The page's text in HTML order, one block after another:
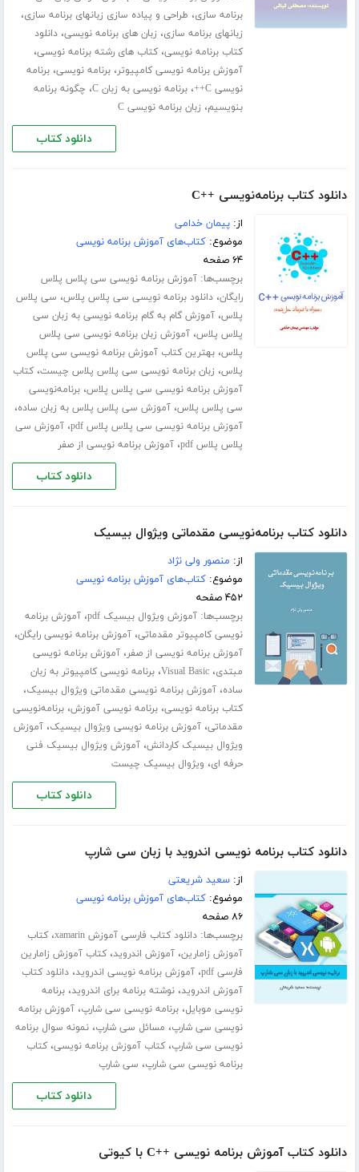
برنامه سازی، طراحی و پیاده سازی زبانهای برنامه سازی،
زبانهای برنامه سازی، زبان های برنامه نویسی،دانلود
کتاب برنامه نویسی،کتاب های رشته برنامه نویسی،
آموزش برنامه نویسی کامپیوتر،برنامه نویسی،برنامه
نویسی C++
،برنامه نویسی به زبان C ، چگونه برنامه
بنویسیم، زبان برنامه نویسی C
دانلود کتاب
دانلود کتاب برنامه‌نویسی ++C
از:پیمان خدامی
موضوع:کتاب‌های آموزش برنامه نویسی
۶۴ صفحه
برچسب‌ها:آموزش برنامه نویسی سی پلاس پلاس
رایگان،دانلود برنامه نویسی سی پلاس پلاس، سی پلاس
پلاس،آموزش گام به گام برنامه نویسی به زبان سی
پلاس پلاس،آموزش زبان برنامه نویسی سی پلاس
پلاس،بهترین کتاب آموزش برنامه نویسی سی پلاس
پلاس، زبان برنامه نویسی سی پلاس پلاس چیست،کتاب
آموزش برنامه نویسی سی پلاس پلاس،برنامه‌نویسی
سی پلاس پلاس،آموزش سی پلاس پلاس به زبان ساده،
آموزش برنامه نویسی سی پلاس پلاس pdf ،آموزش سی
پلاس پلاس pdf
،آموزش برنامه نویسی از صفر
دانلود کتاب
دانلود کتاب برنامه‌نویسی مقدماتی ویژوال بیسیک
از: منصور ولی نژاد
موضوع:کتاب‌های آموزش برنامه نویسی
۴۵۲ صفحه
برچسب‌ها:آموزش ویژوال بیسیک pdf ،آموزش برنامه
نویسی کامپیوتر مقدماتی،آموزش برنامه نویسی رایگان،
آموزش برنامه نویسی از صفر،آموزش برنامه نویسی
مبتدی،Visual Basic،برنامه نویسی کامپیوتر به زبان
ساده،آموزش برنامه نویسی مقدماتی ویژوال بیسیک،
کتاب برنامه نویسی،برنامه نویسی آموزش،برنامه‌نویسی
مقدماتی،آموزش برنامه نویسی ویژوال بیسیک،آموزش
ویژوال بیسیک کاردانش،آموزش ویژوال بیسیک فنی
حرفه ای، ویژوال بیسیک چیست
دانلود کتاب
دانلود کتاب برنامه نویسی اندروید با زبان سی شارپ
از:سعید شریعتی
موضوع:کتاب‌های آموزش برنامه نویسی
۸۶ صفحه
برچسب‌ها:دانلود کتاب فارسی آموزش xamarin ،کتاب
آموزش زامارین،آموزش اندروید،کتاب آموزش زامارین
فارسی pdf
،آموزش برنامه نویسی اندروید،دانلود کتاب
آموزش اندروید،نوشته برنامه برای اندروید،برنامه
نویسی موبایل،برنامه نویسی سی شارپ،آموزش برنامه
نویسی سی شارپ، مسائل سی شارپ،نمونه سوال برنامه
نویسی سی شارپ،کتاب آموزش برنامه نویسی،کتاب
برنامه نویسی سی شارپ، سی شارپ
دانلود کتاب
دانلود کتاب آموزش برنامه نویسی ++C با کیوتی